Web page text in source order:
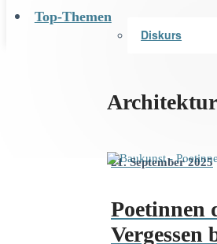
Top-Themen
Diskurs
21. September 2025
Poetinnen
Vergessen